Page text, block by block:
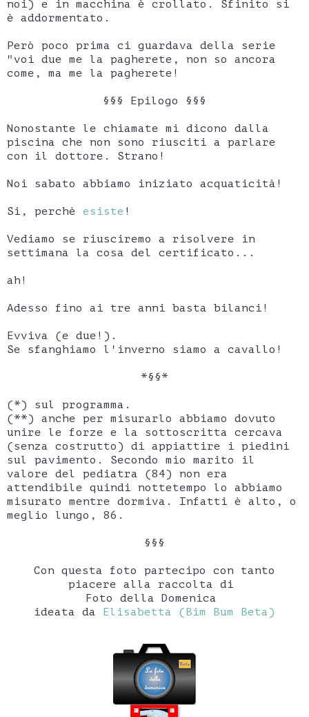
noi) e in macchina è crollato. Sfinito si
è addormentato.
Però poco prima ci guardava della serie
"voi due me la pagherete, non so ancora
come, ma me la pagherete!
§§§ Epilogo §§§
Nonostante le chiamate mi dicono dalla
piscina che non sono riusciti a parlare
con il dottore. Strano!
Noi sabato abbiamo iniziato acquaticità!
Si, perchè esiste !
Vediamo se riusciremo a risolvere in
settimana la cosa del certificato...
ah!
Adesso fino ai tre anni basta bilanci!
Evviva (e due!).
Se sfanghiamo l'inverno siamo a cavallo!
*§§*
(*) sul programma.
(**) anche per misurarlo abbiamo dovuto
unire le forze e la sottoscritta cercava
(senza costrutto) di appiattire i piedini
sul pavimento. Secondo mio marito il
valore del pediatra (84) non era
attendibile quindi nottetempo lo abbiamo
misurato mentre dormiva. Infatti è alto, o
meglio lungo, 86.
§§§
Con questa foto partecipo con tanto
piacere alla raccolta di
Foto della Domenica
ideata da Elisabetta (Bim Bum Beta)